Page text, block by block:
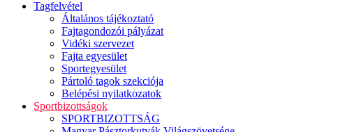
Tagfelvétel
Általános tájékoztató
Fajtagondozói pályázat
Vidéki szervezet
Fajta egyesület
Sportegyesület
Pártoló tagok szekciója
Belépési nyilatkozatok
Sportbizottságok
SPORTBIZOTTSÁG